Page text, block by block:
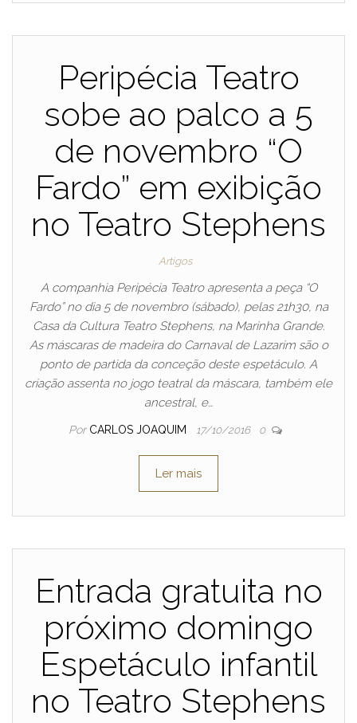
Peripécia Teatro
sobe ao palco a 5
de novembro “O
Fardo” em exibição
no Teatro Stephens
Artigos
A companhia Peripécia Teatro apresenta a peça “O
Fardo” no dia 5 de novembro (sábado), pelas 21h30, na
Casa da Cultura Teatro Stephens, na Marinha Grande.
As máscaras de madeira do Carnaval de Lazarim são o
ponto de partida da conceção deste espetáculo. A
criação assenta no jogo teatral da máscara, também ele
ancestral, e…
Por CARLOS JOAQUIM 17/10/2016 0
Ler mais
Entrada gratuita no
próximo domingo
Espetáculo infantil
no Teatro Stephens